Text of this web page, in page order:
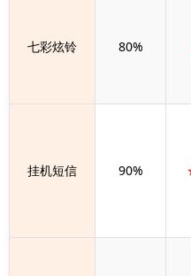
七彩炫铃 80%
挂机短信 90%